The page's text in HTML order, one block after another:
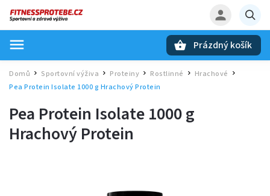
Prázdný košík
Domů / Sportovní výživa / Proteiny / Rostlinné Hrachové
Pea Protein Isolate 1000 g Hrachový Protein
Pea Protein Isolate 1000 g
Hrachový Protein